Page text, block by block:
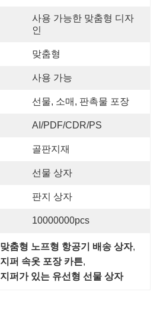
사용 가능한 맞춤형 디자
인
맞춤형
사용 가능
선물, 소매, 판촉물 포장
AI/PDF/CDR/PS
골판지재
선물 상자
판지 상자
10000000pcs
맞춤형 노프형 항공기 배송 상자,
지퍼 속옷 포장 카튼,
지퍼가 있는 유선형 선물 상자